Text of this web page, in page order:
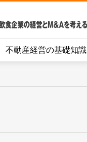
不動産経営の基礎知識